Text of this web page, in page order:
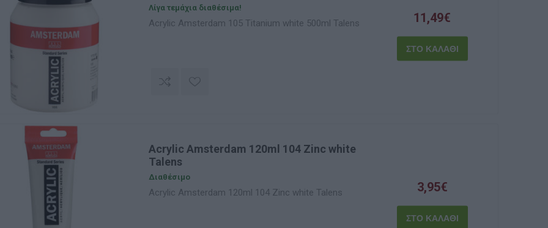
Λίγα τεμάχια διαθέσιμα!
Acrylic Amsterdam 105 Titanium white 500ml Talens 11,49€
Acrylic Amsterdam 120ml 104 Zinc white
Talens
Διαθέσιμο
Acrylic Amsterdam 120ml 104 Zinc white Talens 3,95€